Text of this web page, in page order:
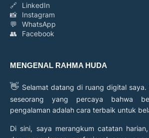
🔗
LinkedIn
📸
Instagram
💬
WhatsApp
👥
Facebook
MENGENAL RAHMA HUDA
👋 Selamat datang di ruang digital saya.
seseorang yang percaya bahwa
pengalaman adalah cara terbaik untuk
Di sini, saya merangkum catatan